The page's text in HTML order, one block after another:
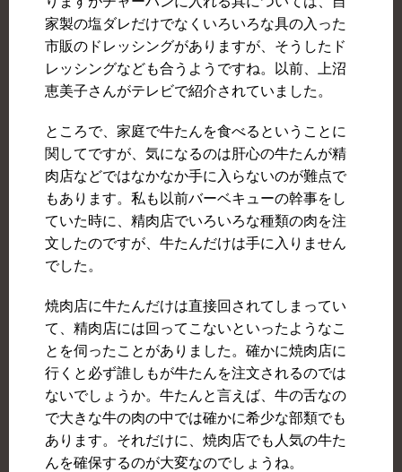
家製の塩ダレだけでなくいろいろな具の入った
市販のドレッシングがありますが、そうしたド
レッシングなども合うようですね。以前、上沼
恵美子さんがテレビで紹介されていました。
ところで、家庭で牛たんを食べるということに
関してですが、気になるのは肝心の牛たんが精
肉店などではなかなか手に入らないのが難点で
もあります。私も以前バーベキューの幹事をし
ていた時に、精肉店でいろいろな種類の肉を注
文したのですが、牛たんだけは手に入りません
でした。
焼肉店に牛たんだけは直接回されてしまってい
て、精肉店には回ってこないといったようなこ
とを伺ったことがありました。確かに焼肉店に
行くと必ず誰しもが牛たんを注文されるのでは
ないでしょうか。牛たんと言えば、牛の舌なの
で大きな牛の肉の中では確かに希少な部類でも
あります。それだけに、焼肉店でも人気の牛た
んを確保するのが大変なのでしょうね。